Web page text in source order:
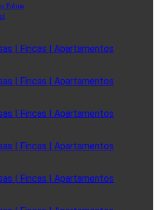
Palma
| Fincas | Apartamentos
| Fincas | Apartamentos
| Fincas | Apartamentos
| Fincas | Apartamentos
| Fincas | Apartamentos